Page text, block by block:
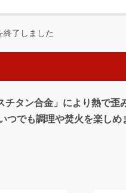
終了しました
タン合金」により熱で歪
でも調理や焚火を楽しめ